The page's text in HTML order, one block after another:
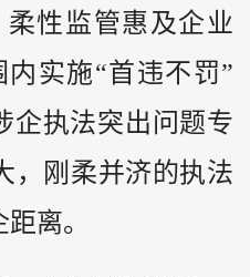
柔性监管惠及企业
实施“首违不罚”
企执法突出问题专
，刚柔并济的执法
离。